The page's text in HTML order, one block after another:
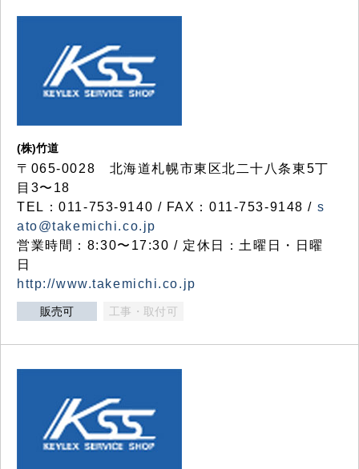
(株)竹道
〒065-0028 北海道札幌市東区北二十八条東5丁
目3〜18
TEL：011-753-9140 / FAX：011-753-9148 / s
ato@takemichi.co.jp
営業時間：8:30〜17:30 / 定休日：土曜日・日曜
日
http://www.takemichi.co.jp
販売可 工事・取付可